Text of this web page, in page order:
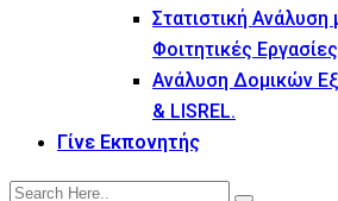
Στατιστική Ανάλυση
Φοιτητικές
Ανάλυση Δομικών
& LISREL.
Γίνε Εκπονητής